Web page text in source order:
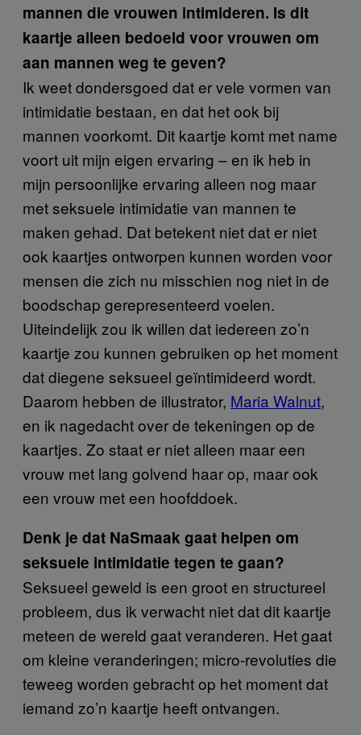
mannen die vrouwen intimideren. Is dit
kaartje alleen bedoeld voor vrouwen om
aan mannen weg te geven?
Ik weet dondersgoed dat er vele vormen van
intimidatie bestaan, en dat het ook bij
mannen voorkomt. Dit kaartje komt met name
voort uit mijn eigen ervaring – en ik heb in
mijn persoonlijke ervaring alleen nog maar
met seksuele intimidatie van mannen te
maken gehad. Dat betekent niet dat er niet
ook kaartjes ontworpen kunnen worden voor
mensen die zich nu misschien nog niet in de
boodschap gerepresenteerd voelen.
Uiteindelijk zou ik willen dat iedereen zo’n
kaartje zou kunnen gebruiken op het moment
dat diegene seksueel geïntimideerd wordt.
Daarom hebben de illustrator, Maria Walnut,
en ik nagedacht over de tekeningen op de
kaartjes. Zo staat er niet alleen maar een
vrouw met lang golvend haar op, maar ook
een vrouw met een hoofddoek.
Denk je dat NaSmaak gaat helpen om
seksuele intimidatie tegen te gaan?
Seksueel geweld is een groot en structureel
probleem, dus ik verwacht niet dat dit kaartje
meteen de wereld gaat veranderen. Het gaat
om kleine veranderingen; micro-revoluties die
teweeg worden gebracht op het moment dat
iemand zo’n kaartje heeft ontvangen.